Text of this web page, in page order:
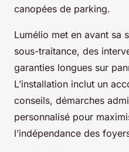
canopées de parking.
Lumélio met en avant sa
sous-traitance, des
garanties longues sur
L’installation inclut un
conseils, démarches
personnalisé pour
l’indépendance des